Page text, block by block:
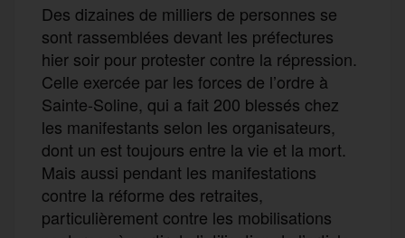
Des dizaines de milliers de personnes se
sont rassemblées devant les préfectures
hier soir pour protester contre la répression.
Celle exercée par les forces de l’ordre à
Sainte-Soline, qui a fait 200 blessés chez
les manifestants selon les organisateurs,
dont un est toujours entre la vie et la mort.
Mais aussi pendant les manifestations
contre la réforme des retraites,
particulièrement contre les mobilisations